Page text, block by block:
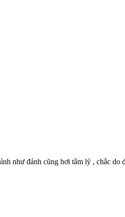
như đánh cũng hơi tâm lý , chắc do